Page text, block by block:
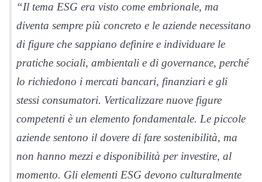
“Il tema ESG era visto come embrionale, ma
diventa sempre più concreto e le aziende necessitano
di figure che sappiano definire e individuare le
pratiche sociali, ambientali e di governance, perché
lo richiedono i mercati bancari, finanziari e gli
stessi consumatori. Verticalizzare nuove figure
competenti è un elemento fondamentale. Le piccole
aziende sentono il dovere di fare sostenibilità, ma
non hanno mezzi e disponibilità per investire, al
momento. Gli elementi ESG devono culturalmente